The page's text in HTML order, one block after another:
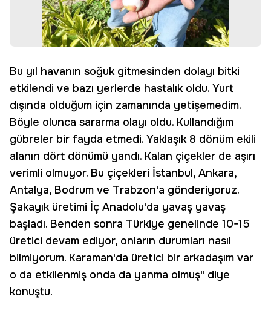
Bu yıl havanın soğuk gitmesinden dolayı bitki
etkilendi ve bazı yerlerde hastalık oldu. Yurt
dışında olduğum için zamanında yetişemedim.
Böyle olunca sararma olayı oldu. Kullandığım
gübreler bir fayda etmedi. Yaklaşık 8 dönüm ekili
alanın dört dönümü yandı. Kalan çiçekler de aşırı
verimli olmuyor. Bu çiçekleri İstanbul, Ankara,
Antalya, Bodrum ve Trabzon'a gönderiyoruz.
Şakayık üretimi İç Anadolu'da yavaş yavaş
başladı. Benden sonra Türkiye genelinde 10-15
üretici devam ediyor, onların durumları nasıl
bilmiyorum. Karaman'da üretici bir arkadaşım var
o da etkilenmiş onda da yanma olmuş" diye
konuştu.